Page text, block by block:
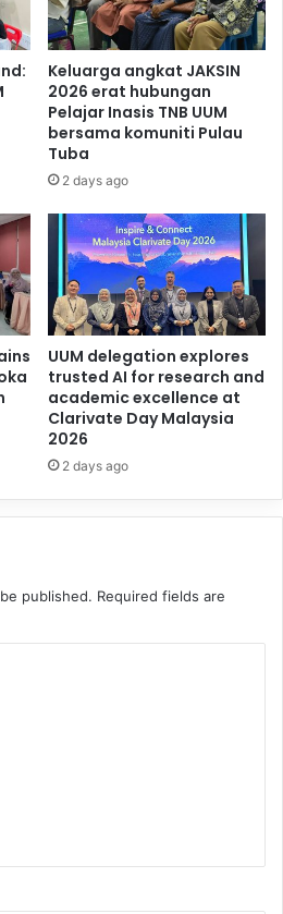
Keluarga angkat JAKSIN
2026 erat hubungan
Pelajar Inasis TNB UUM
bersama komuniti Pulau
Tuba
2 days ago
UUM delegation explores
trusted AI for research and
academic excellence at
Clarivate Day Malaysia
2026
2 days ago
published. Required fields are